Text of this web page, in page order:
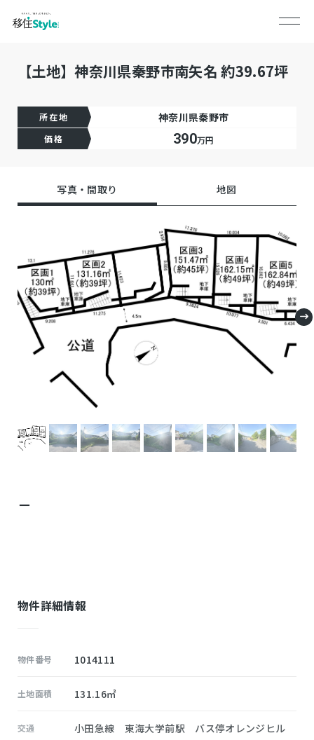
【土地】神奈川県秦野市南矢名 約39.67坪
所在地 神奈川県秦野市
価格 390万円
写真・間取り 地図
－
物件詳細情報
物件番号 1014111
土地面積 131.16㎡
交通
小田急線 東海大学前駅 バス停オレンジヒル